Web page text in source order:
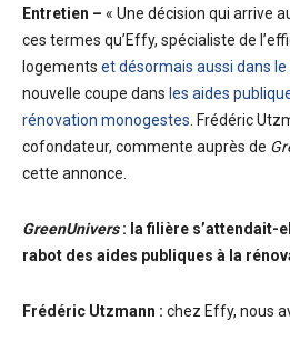
Entretien – « Une décision qui arrive
ces termes qu’Effy, spécialiste de
logements et désormais aussi dans le
nouvelle coupe dans les aides
rénovation monogestes . Frédéric
cofondateur, commente auprès de
cette annonce.
GreenUnivers: la filière s’attendait-
rabot des aides publiques à la
Frédéric Utzmann : chez Effy, nous